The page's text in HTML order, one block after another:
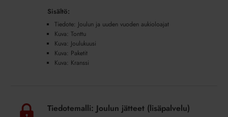
Sisältö:
Tiedote: Joulun ja uuden vuoden aukioloajat
Kuva: Tonttu
Kuva: Joulukuusi
Kuva: Paketit
Kuva: Kranssi
Joulun
jätteet
Tiedotemalli: Joulun jätteet (lisäpalvelu)